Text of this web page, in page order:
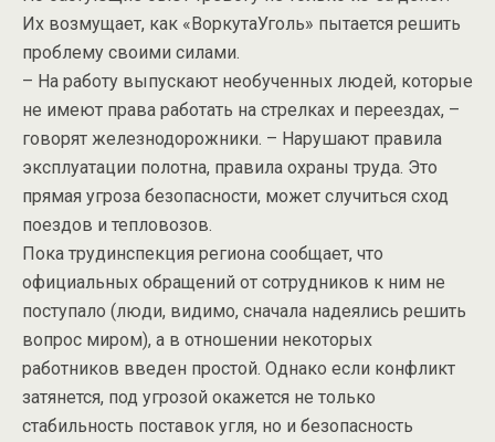
Их возмущает, как «ВоркутаУголь» пытается решить
проблему своими силами.
– На работу выпускают необученных людей, которые
не имеют права работать на стрелках и переездах, –
говорят железнодорожники. – Нарушают правила
эксплуатации полотна, правила охраны труда. Это
прямая угроза безопасности, может случиться сход
поездов и тепловозов.
Пока трудинспекция региона сообщает, что
официальных обращений от сотрудников к ним не
поступало (люди, видимо, сначала надеялись решить
вопрос миром), а в отношении некоторых
работников введен простой. Однако если конфликт
затянется, под угрозой окажется не только
стабильность поставок угля, но и безопасность